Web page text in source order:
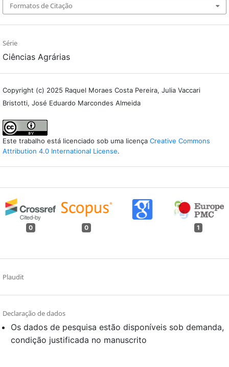
Formatos de Citação
Série
Ciências Agrárias
Copyright (c) 2025 Raquel Moraes Costa Pereira, Julia Vaccari
Bristotti, José Eduardo Marcondes Almeida
Este trabalho está licenciado sob uma licença Creative Commons
Attribution 4.0 International License.
0 0 1
Plaudit
Declaração de dados
Os dados de pesquisa estão disponíveis sob demanda,
condição justificada no manuscrito